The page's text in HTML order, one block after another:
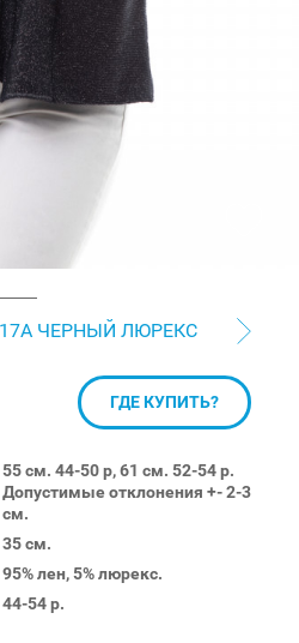
ЧЕРНЫЙ ЛЮРЕКС
55 см. 44-50 р, 61 см. 52-54 р.
Допустимые отклонения +- 2-3
см.
35 см.
95% лен, 5% люрекс.
44-54 р.
ГДЕ КУПИТЬ?